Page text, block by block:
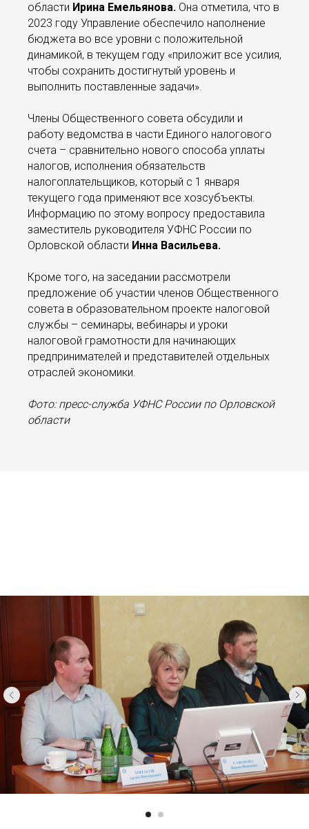
области Ирина Емельянова. Она отметила, что в
2023 году Управление обеспечило наполнение
бюджета во все уровни с положительной
динамикой, в текущем году «приложит все усилия,
чтобы сохранить достигнутый уровень и
выполнить поставленные задачи».
Члены Общественного совета обсудили и
работу ведомства в части Единого налогового
счета – сравнительно нового способа уплаты
налогов, исполнения обязательств
налогоплательщиков, который с 1 января
текущего года применяют все хозсубъекты.
Информацию по этому вопросу предоставила
заместитель руководителя УФНС России по
Орловской области Инна Васильева.
Кроме того, на заседании рассмотрели
предложение об участии членов Общественного
совета в образовательном проекте налоговой
службы – семинары, вебинары и уроки
налоговой грамотности для начинающих
предпринимателей и представителей отдельных
отраслей экономики.
Фото: пресс-служба УФНС России по Орловской
области